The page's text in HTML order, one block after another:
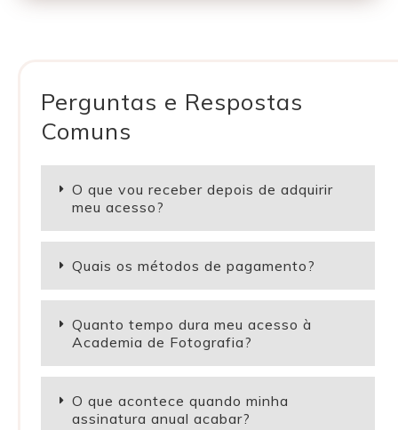
Perguntas e Respostas
Comuns
O que vou receber depois de adquirir
meu acesso?
Quais os métodos de pagamento?
Quanto tempo dura meu acesso à
Academia de Fotografia?
O que acontece quando minha
assinatura anual acabar?